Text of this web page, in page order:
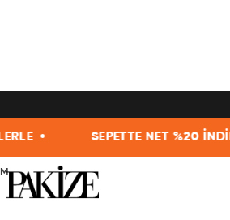
NET %20 İNDİRİM SİZLERLE •